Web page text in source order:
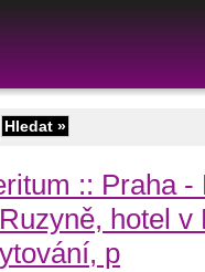
:: Praha -
hotel v
p